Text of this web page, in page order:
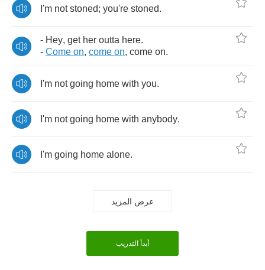
I'm not stoned; you're stoned.
- Hey, get her outta here.
- Come on, come on, come on.
I'm not going home with you.
I'm not going home with anybody.
I'm going home alone.
عرض المزيد
أبدأ التدريب